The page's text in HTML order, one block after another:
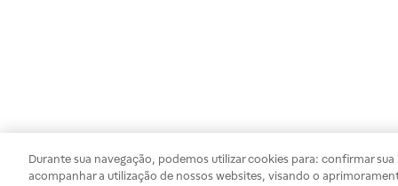
Durante sua navegação, podemos utilizar cookies para: confirmar
acompanhar a utilização de nossos websites, visando o